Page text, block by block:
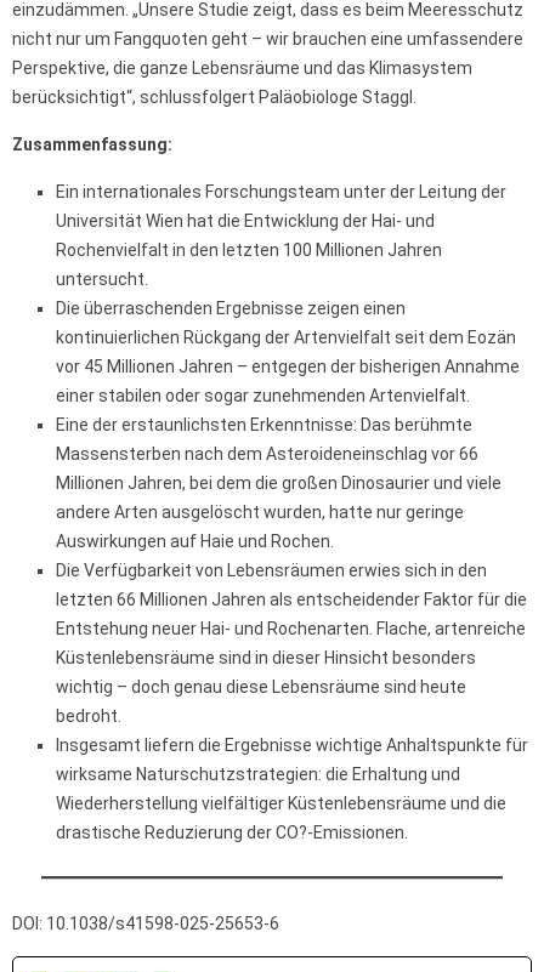
einzudämmen. „Unsere Studie zeigt, dass es beim Meeresschutz
nicht nur um Fangquoten geht – wir brauchen eine umfassendere
Perspektive, die ganze Lebensräume und das Klimasystem
berücksichtigt“, schlussfolgert Paläobiologe Staggl.
Zusammenfassung:
Ein internationales Forschungsteam unter der Leitung der
Universität Wien hat die Entwicklung der Hai- und
Rochenvielfalt in den letzten 100 Millionen Jahren
untersucht.
Die überraschenden Ergebnisse zeigen einen
kontinuierlichen Rückgang der Artenvielfalt seit dem Eozän
vor 45 Millionen Jahren – entgegen der bisherigen Annahme
einer stabilen oder sogar zunehmenden Artenvielfalt.
Eine der erstaunlichsten Erkenntnisse: Das berühmte
Massensterben nach dem Asteroideneinschlag vor 66
Millionen Jahren, bei dem die großen Dinosaurier und viele
andere Arten ausgelöscht wurden, hatte nur geringe
Auswirkungen auf Haie und Rochen.
Die Verfügbarkeit von Lebensräumen erwies sich in den
letzten 66 Millionen Jahren als entscheidender Faktor für die
Entstehung neuer Hai- und Rochenarten. Flache, artenreiche
Küstenlebensräume sind in dieser Hinsicht besonders
wichtig – doch genau diese Lebensräume sind heute
bedroht.
Insgesamt liefern die Ergebnisse wichtige Anhaltspunkte für
wirksame Naturschutzstrategien: die Erhaltung und
Wiederherstellung vielfältiger Küstenlebensräume und die
drastische Reduzierung der CO?-Emissionen.
DOI: 10.1038/s41598-025-25653-6